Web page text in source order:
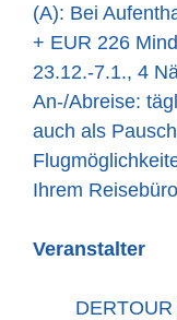
(A): Bei
+ EUR 226
23.12.-7.1., 4
An-/Abreise:
auch als
Ihrem Reisebüro
Veranstalter